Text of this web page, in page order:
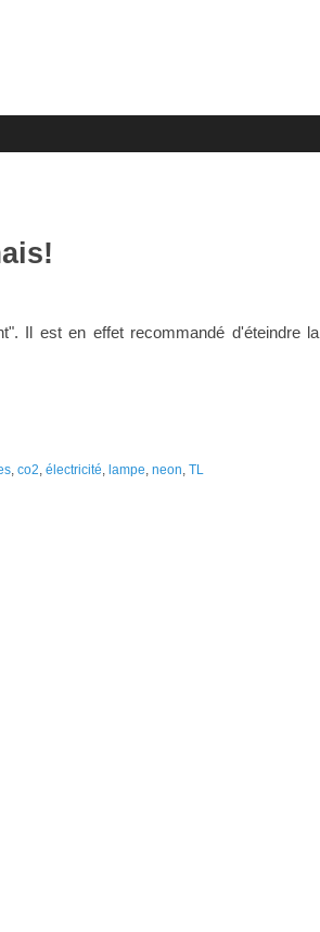
Il est en effet recommandé d'éteindre la
, co2 électricité lampe neon TL